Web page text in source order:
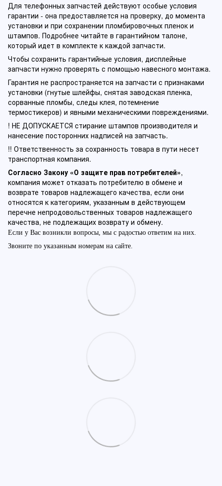
Для телефонных запчастей действуют особые условия
гарантии - она предоставляется на проверку, до момента
установки и при сохранении пломбировочных пленок и
штампов. Подробнее читайте в гарантийном талоне,
который идет в комплекте к каждой запчасти.
Чтобы сохранить гарантийные условия, дисплейные
запчасти нужно проверять с помощью навесного монтажа.
Гарантия не распространяется на запчасти с признаками
установки (гнутые шлейфы, снятая заводская пленка,
сорванные пломбы, следы клея, потемнение
термостикеров) и явными механическими повреждениями.
! НЕ ДОПУСКАЕТСЯ стирание штампов производителя и
нанесение посторонних надписей на запчасть.
!! Ответственность за сохранность товара в пути несет
транспортная компания.
Согласно Закону «О защите прав потребителей»,
компания может отказать потребителю в обмене и
возврате товаров надлежащего качества, если они
относятся к категориям, указанным в действующем
перечне непродовольственных товаров надлежащего
качества, не подлежащих возврату и обмену.
Если у Вас возникли вопросы, мы с радостью ответим на них.
Звоните по указанным номерам на сайте.